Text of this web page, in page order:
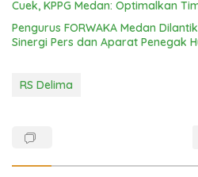
Cuek, KPPG Medan: Optimalkan
Pengurus FORWAKA Medan
Sinergi Pers dan Aparat Penegak
RS Delima